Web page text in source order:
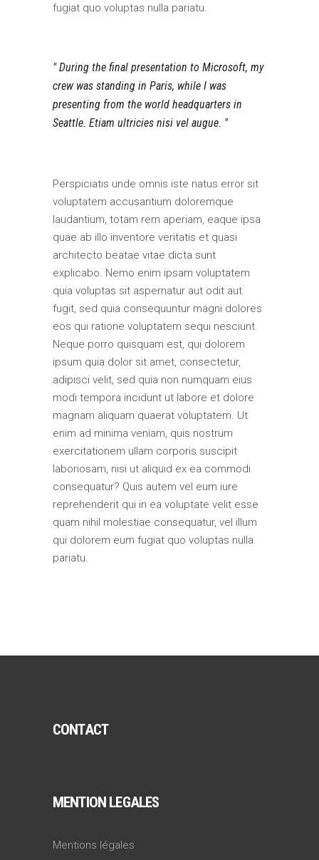
fugiat quo voluptas nulla pariatu.
During the final presentation to Microsoft, my
crew was standing in Paris, while I was
presenting from the world headquarters in
Seattle. Etiam ultricies nisi vel augue.
Perspiciatis unde omnis iste natus error sit
voluptatem accusantium doloremque
laudantium, totam rem aperiam, eaque ipsa
quae ab illo inventore veritatis et quasi
architecto beatae vitae dicta sunt
explicabo. Nemo enim ipsam voluptatem
quia voluptas sit aspernatur aut odit aut
fugit, sed quia consequuntur magni dolores
eos qui ratione voluptatem sequi nesciunt.
Neque porro quisquam est, qui dolorem
ipsum quia dolor sit amet, consectetur,
adipisci velit, sed quia non numquam eius
modi tempora incidunt ut labore et dolore
magnam aliquam quaerat voluptatem. Ut
enim ad minima veniam, quis nostrum
exercitationem ullam corporis suscipit
laboriosam, nisi ut aliquid ex ea commodi
consequatur? Quis autem vel eum iure
reprehenderit qui in ea voluptate velit esse
quam nihil molestiae consequatur, vel illum
qui dolorem eum fugiat quo voluptas nulla
pariatu.
CONTACT
MENTION LEGALES
Mentions légales